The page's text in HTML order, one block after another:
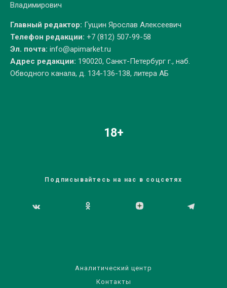
Владимирович
Главный редактор: Гущин Ярослав Алексеевич
Телефон редакции: +7 (812) 507-99-58
Эл. почта: info@apimarket.ru
Адрес редакции: 190020, Санкт-Петербург г., наб.
Обводного канала, д. 134-136-138, литера АБ
18+
Подписывайтесь на нас в соцсетях
Аналитический центр
Контакты